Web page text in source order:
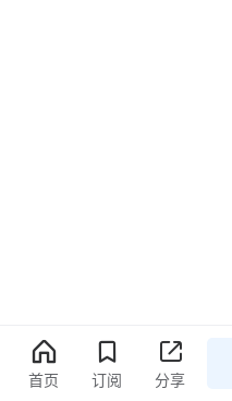
首页 订阅 分享